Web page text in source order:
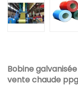
Bobine
vente chaude